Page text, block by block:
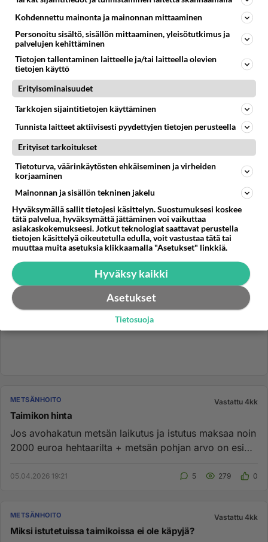
matalasta ajattelevia jotka ei ymmärrä todellisuutta.
Valehtelevat i...
17.04.2026 17:43
METSÄNHOITO
Kantokäsittely
Juurikäävän leviäminen pitäisi ottaa huomioon
äitienpäivän ja isänpäivän välisenä aikana, mutta tänä
keväänä kyllä jo ku...
METSÄNHOITO Vastattu 4kk
Taimikon hinta
Jos avohakatun metsän laikutus ja istutus maksaa noin
2000 euroa hehtaarilta + metsän pohjan arvo on esim.
05.04.2026 19:21 5 279 0
METSÄNHOITO Vastattu 4kk
Miksi istutetuissa taimikoissa ei ole käpyjä?
Kohdennettu mainonta ja mainonnan mittaaminen
Personoitu sisältö, sisällön mittaaminen, yleisötutkimus ja
palvelujen kehittäminen
Tietojen tallentaminen laitteelle ja/tai laitteella olevien
tietojen käyttö
Erityisominaisuudet
Tarkkojen sijaintitietojen käyttäminen
Tunnista laitteet aktiivisesti pyydettyjen tietojen perusteella
Erityiset tarkoitukset
Tietoturva, väärinkäytösten ehkäiseminen ja virheiden
korjaaminen
Mainonnan ja sisällön tekninen jakelu
Hyväksymällä sallit tietojesi käsittelyn. Suostumuksesi koskee
tätä palvelua, hyväksymättä jättäminen voi vaikuttaa
asiakaskokemukseesi. Jotkut teknologiat saattavat perustella
tietojen käsittelyä oikeutetulla edulla, voit vastustaa tätä tai
muuttaa muita asetuksia klikkaamalla "Asetukset" linkkiä.
Hyväksy kaikki
Asetukset
Tietosuoja